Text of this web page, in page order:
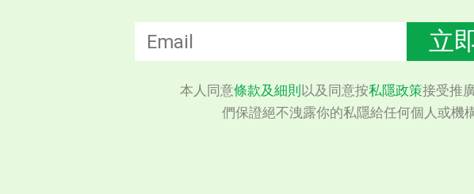
立
本人同意條款及細則 以及同意按私隱政策接受推
們保證絕不洩露你的私隱給任何個人或機構